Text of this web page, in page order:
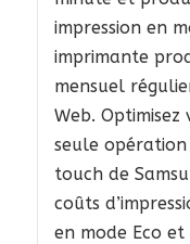
impression en
imprimante
mensuel
Web.
seule
touch de
coûts
en mode Eco